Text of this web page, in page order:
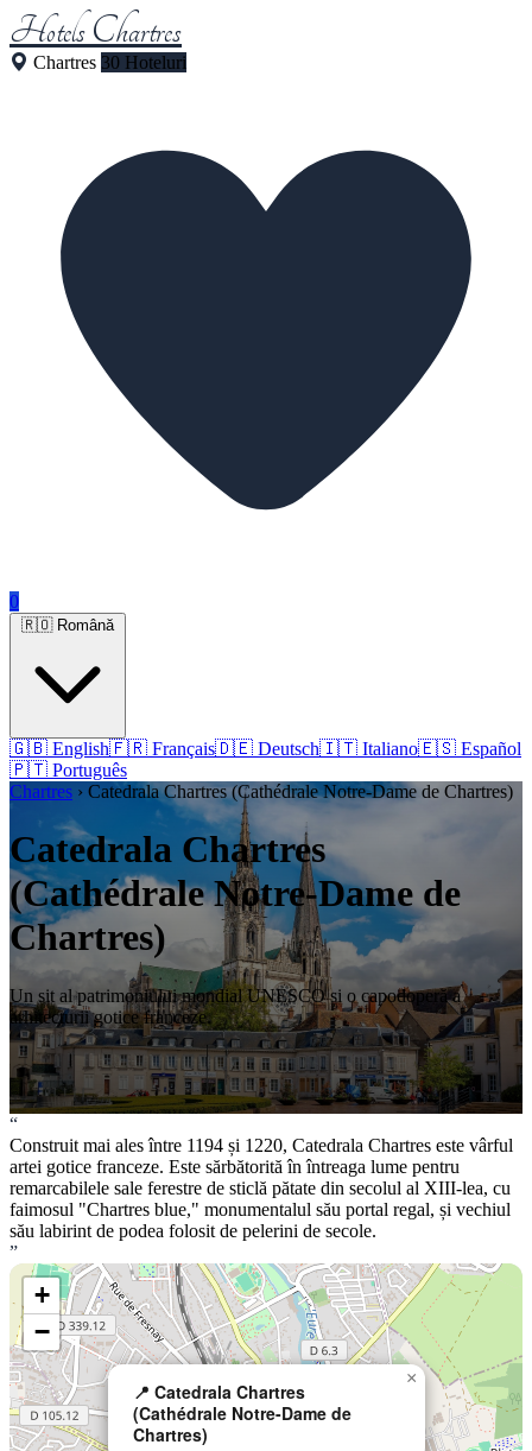
Hotels Chartres
Chartres 30 Hoteluri
0
🇷🇴 Română
🇬🇧 English🇫🇷 Français🇩🇪 Deutsch🇮🇹 Italiano🇪🇸 Español
🇵🇹 Português
Chartres › Catedrala Chartres (Cathédrale Notre-Dame de Chartres)
Catedrala Chartres
(Cathédrale Notre-Dame de
Chartres)
Un sit al patrimoniului mondial UNESCO și o capodoperă a
arhitecturii gotice franceze.
“
Construit mai ales între 1194 și 1220, Catedrala Chartres este vârful
artei gotice franceze. Este sărbătorită în întreaga lume pentru
remarcabilele sale ferestre de sticlă pătate din secolul al XIII-lea, cu
faimosul "Chartres blue," monumentalul său portal regal, și vechiul
său labirint de podea folosit de pelerini de secole.
”
📍 Catedrala Chartres
(Cathédrale Notre-Dame de
Chartres)
×
+
−